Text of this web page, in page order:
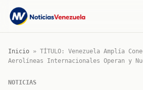
Inicio » TÍTULO: Venezuela Amplía
Aerolíneas Internacionales Operan y
NOTICIAS